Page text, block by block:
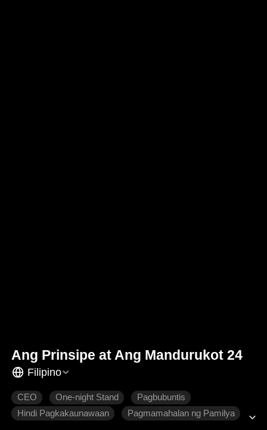
Ang Prinsipe at Ang Mandurukot 24
Filipino
CEO One-night Stand
Pagbubuntis
Hindi Pagkakaunawaan
Pagmamahalan ng Pamilya